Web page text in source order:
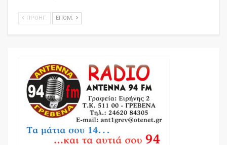
ΠΡΟΗΓ. ΕΠΌΜ.